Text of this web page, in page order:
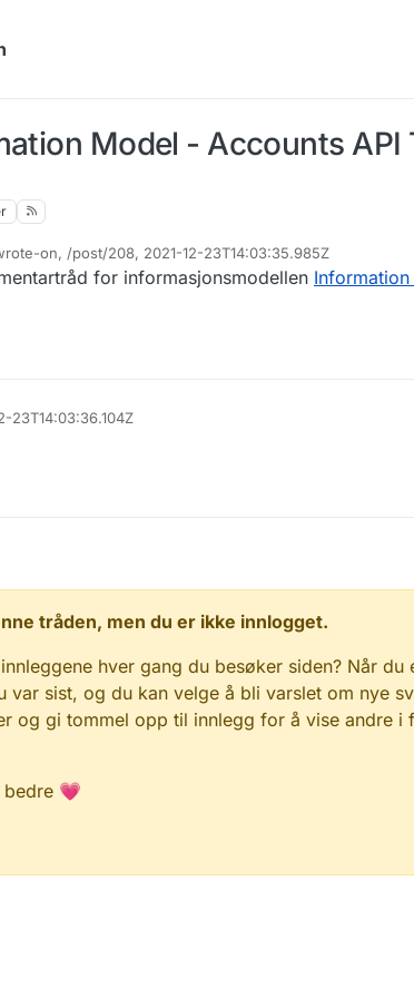
Model - Accounts API
on, /post/208, 2021-12-23T14:03:35.985Z
av
for informasjonsmodellen
23T14:03:36.104Z
tråden, men du er ikke innlogget.
hver gang du besøker siden? Når du
sist, og du kan velge å bli varslet om nye
og gi tommel opp til innlegg for å vise andre i
bedre 💗